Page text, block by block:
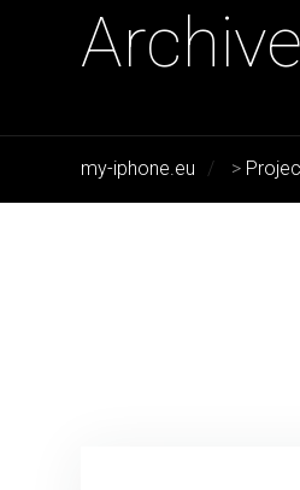
my-iphone.eu >